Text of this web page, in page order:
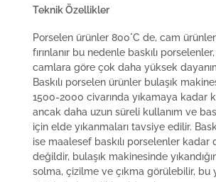
Teknik Özellikler
Porselen ürünler 800°C de, cam
fırınlanır bu nedenle baskılı porselenler,
camlara göre çok daha yüksek
Baskılı porselen ürünler bulaşık
1500-2000 civarında yıkamaya kadar
ancak daha uzun süreli kullanım ve
için elde yıkanmaları tavsiye edilir.
ise maalesef baskılı porselenler kadar
değildir, bulaşık makinesinde
solma, çizilme ve çıkma görülebilir, bu